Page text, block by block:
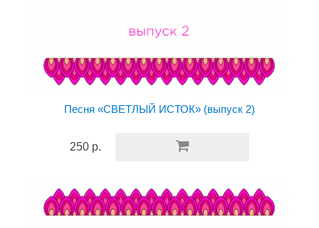
Песня «СВЕТЛЫЙ ИСТОК» (выпуск 2)
250 р.